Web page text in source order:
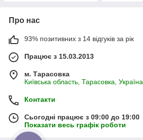
Про нас
93% позитивних з 14 відгуків за рік
Працює з 15.03.2013
м. Тарасовка
Київська область, Тарасовка, Україна
Контакти
Сьогодні працює з 09:00 до 19:00
Показати весь графік роботи